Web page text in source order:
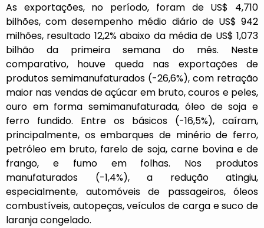
As exportações, no período, foram de US$ 4,710
bilhões, com desempenho médio diário de US$ 942
milhões, resultado 12,2% abaixo da média de US$ 1,073
bilhão da primeira semana do mês. Neste
comparativo, houve queda nas exportações de
produtos semimanufaturados (-26,6%), com retração
maior nas vendas de açúcar em bruto, couros e peles,
ouro em forma semimanufaturada, óleo de soja e
ferro fundido. Entre os básicos (-16,5%), caíram,
principalmente, os embarques de minério de ferro,
petróleo em bruto, farelo de soja, carne bovina e de
frango, e fumo em folhas. Nos produtos
manufaturados (-1,4%), a redução atingiu,
especialmente, automóveis de passageiros, óleos
combustíveis, autopeças, veículos de carga e suco de
laranja congelado.